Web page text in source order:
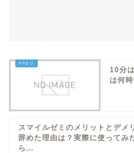
10分
は何
スマイルゼミのメリットとデメ
辞めた理由は？実際に使ってみ
ら...